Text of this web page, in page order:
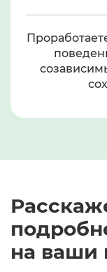
на ваши